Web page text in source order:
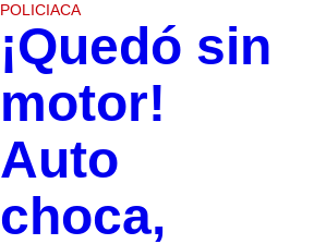
POLICIACA
¡Quedó sin
motor!
Auto
choca,